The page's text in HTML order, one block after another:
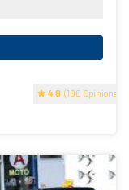
4.8 (100 Opinions)